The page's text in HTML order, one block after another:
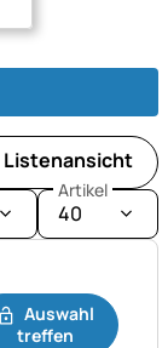
Listenansicht
Artikel
40
Auswahl
treffen